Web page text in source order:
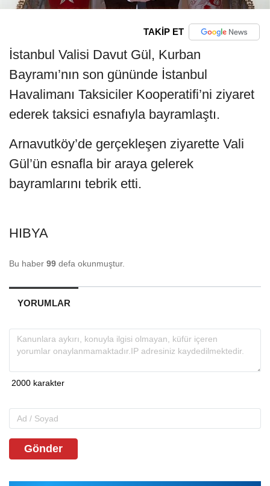
TAKİP ET
İstanbul Valisi Davut Gül, Kurban
Bayramı’nın son gününde İstanbul
Havalimanı Taksiciler Kooperatifi’ni ziyaret
ederek taksici esnafıyla bayramlaştı.
Arnavutköy’de gerçekleşen ziyarette Vali
Gül’ün esnafla bir araya gelerek
bayramlarını tebrik etti.
HIBYA
Bu haber 99 defa okunmuştur.
YORUMLAR
Gönder